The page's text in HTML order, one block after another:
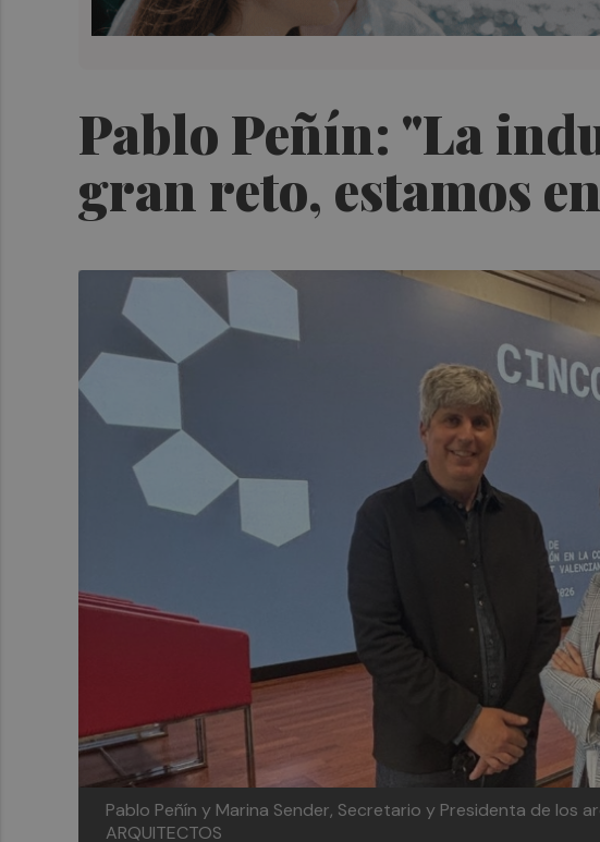
Pablo Peñín: "La
gran reto, estamos
Pablo Peñín y Marina Sender, Secretario y Presidenta de los
ARQUITECTOS